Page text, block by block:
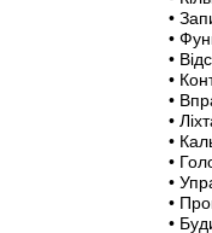
•
•
•
•
•
•
•
•
•
•
•